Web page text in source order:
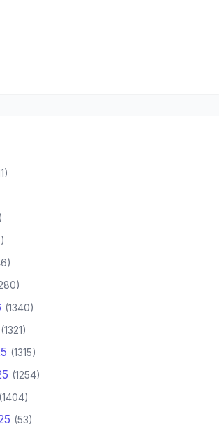
(1340)
(1321)
(1315)
(1254)
(1404)
(53)